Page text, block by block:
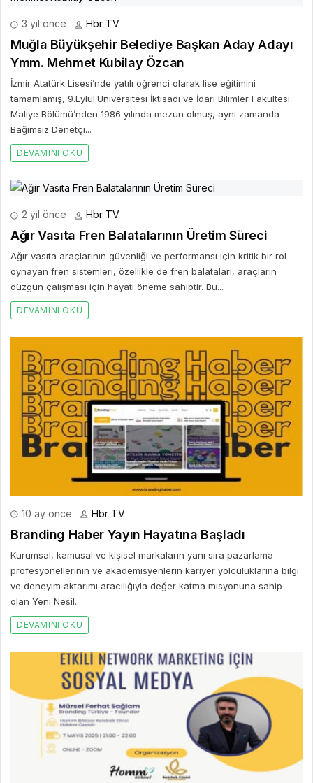
3 yıl önce Hbr TV
Muğla Büyükşehir Belediye Başkan Aday Adayı
Ymm. Mehmet Kubilay Özcan
İzmir Atatürk Lisesi’nde yatılı öğrenci olarak lise eğitimini
tamamlamış, 9.Eylül.Üniversitesi İktisadi ve İdari Bilimler Fakültesi
Maliye Bölümü’nden 1986 yılında mezun olmuş, aynı zamanda
Bağımsız Denetçi...
DEVAMINI OKU
2 yıl önce Hbr TV
Ağır Vasıta Fren Balatalarının Üretim Süreci
Ağır vasıta araçlarının güvenliği ve performansı için kritik bir rol
oynayan fren sistemleri, özellikle de fren balataları, araçların
düzgün çalışması için hayati öneme sahiptir. Bu...
DEVAMINI OKU
10 ay önce Hbr TV
Branding Haber Yayın Hayatına Başladı
Kurumsal, kamusal ve kişisel markaların yanı sıra pazarlama
profesyonellerinin ve akademisyenlerin kariyer yolculuklarına bilgi
ve deneyim aktarımı aracılığıyla değer katma misyonuna sahip
olan Yeni Nesil...
DEVAMINI OKU